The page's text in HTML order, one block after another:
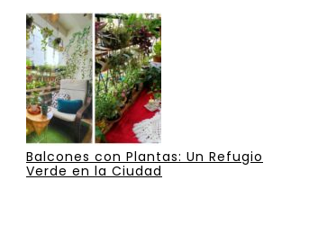
Balcones con Plantas: Un Refugio
Verde en la Ciudad